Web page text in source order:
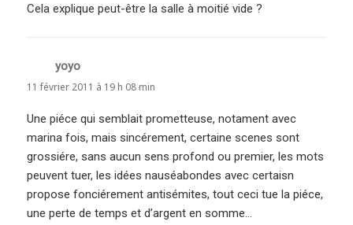
Cela explique peut-être la salle à moitié vide ?
yoyo
11 février 2011 à 19 h 08 min
Une piéce qui semblait prometteuse, notament avec
marina fois, mais sincérement, certaine scenes sont
grossiére, sans aucun sens profond ou premier, les mots
peuvent tuer, les idées nauséabondes avec certaisn
propose fonciérement antisémites, tout ceci tue la piéce,
une perte de temps et d’argent en somme…